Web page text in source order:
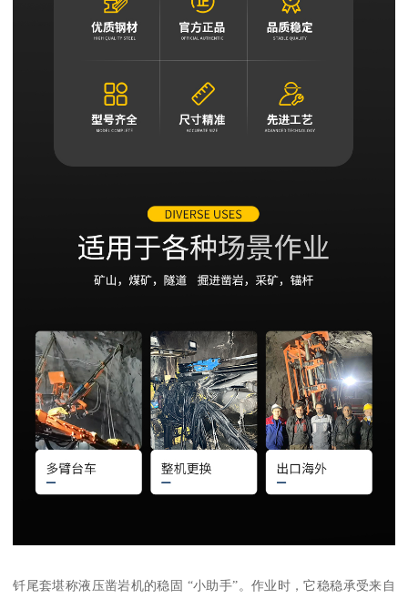
钎尾套堪称液压凿岩机的稳固 “小助手”。作业时，它稳稳承受来自